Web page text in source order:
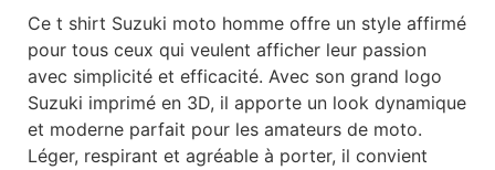
Ce t shirt Suzuki moto homme offre un style affirmé
pour tous ceux qui veulent afficher leur passion
avec simplicité et efficacité. Avec son grand logo
Suzuki imprimé en 3D, il apporte un look dynamique
et moderne parfait pour les amateurs de moto.
Léger, respirant et agréable à porter, il convient